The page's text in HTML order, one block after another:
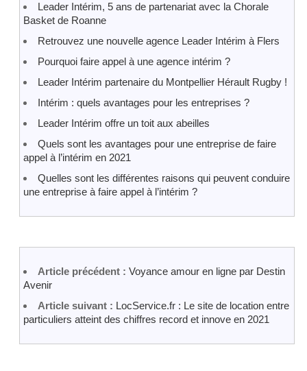
Leader Intérim, 5 ans de partenariat avec la Chorale
Basket de Roanne
Retrouvez une nouvelle agence Leader Intérim à Flers
Pourquoi faire appel à une agence intérim ?
Leader Intérim partenaire du Montpellier Hérault Rugby !
Intérim : quels avantages pour les entreprises ?
Leader Intérim offre un toit aux abeilles
Quels sont les avantages pour une entreprise de faire
appel à l’intérim en 2021
Quelles sont les différentes raisons qui peuvent conduire
une entreprise à faire appel à l’intérim ?
Article précédent : Voyance amour en ligne par Destin
Avenir
Article suivant : LocService.fr : Le site de location entre
particuliers atteint des chiffres record et innove en 2021